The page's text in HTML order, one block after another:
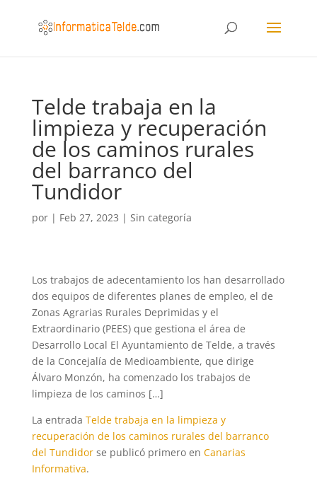
Telde trabaja en la
limpieza y recuperación
de los caminos rurales
del barranco del
Tundidor
por | Feb 27, 2023 | Sin categoría
Los trabajos de adecentamiento los han desarrollado
dos equipos de diferentes planes de empleo, el de
Zonas Agrarias Rurales Deprimidas y el
Extraordinario (PEES) que gestiona el área de
Desarrollo Local El Ayuntamiento de Telde, a través
de la Concejalía de Medioambiente, que dirige
Álvaro Monzón, ha comenzado los trabajos de
limpieza de los caminos […]
La entrada Telde trabaja en la limpieza y
recuperación de los caminos rurales del barranco
del Tundidorse publicó primero en Canarias
Informativa.